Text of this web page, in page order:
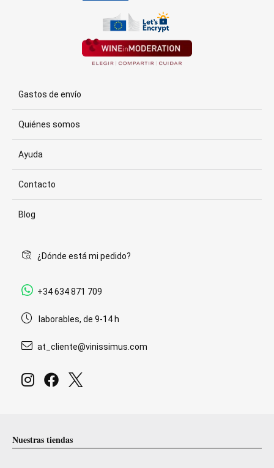
Gastos de envío
Quiénes somos
Ayuda
Contacto
Blog
¿Dónde está mi pedido?
+34 634 871 709
laborables, de 9-14 h
at_cliente@vinissimus.com
Nuestras tiendas